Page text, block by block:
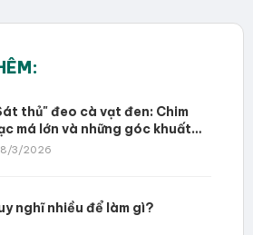
thủ" đeo cà vạt đen: Chim
má lớn và những góc khuất
gai góc bạn chưa từng biết?
8/3/2026
nghĩ nhiều để làm gì?